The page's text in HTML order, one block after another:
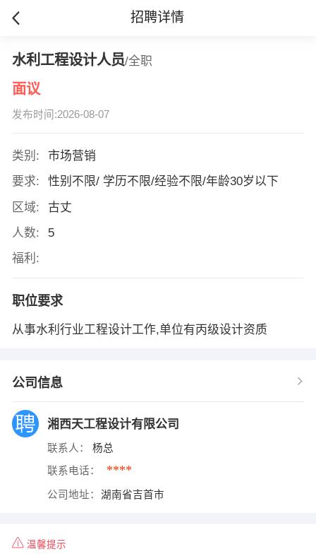
招聘详情
水利工程设计人员/全职
面议
发布时间:2026-08-07
类别:
市场营销
要求:
性别不限/ 学历不限/经验不限/年龄30岁以下
区域:
古丈
人数:
5
福利:
职位要求
从事水利行业工程设计工作,单位有丙级设计资质
公司信息
湘西天工程设计有限公司
联系人： 杨总
联系电话： ****
公司地址： 湖南省吉首市
温馨提示